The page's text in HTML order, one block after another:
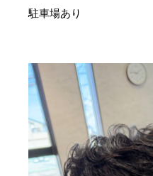
駐車場あり